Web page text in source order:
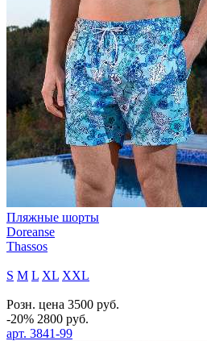
Пляжные шорты
Doreanse
Thassos
S M L XL XXL
Розн. цена 3500 руб.
-20% 2800 руб.
арт. 3841-99